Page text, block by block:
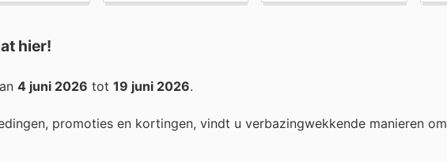
hier!
4 juni 2026 tot 19 juni 2026.
promoties en kortingen, vindt u verbazingwekkende manieren